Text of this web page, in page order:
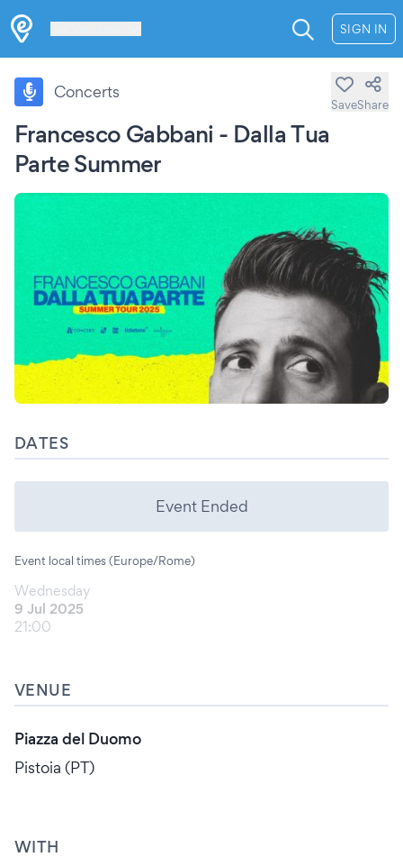
SIGN IN
Francesco Gabbani - Dalla Tua
Parte Summer
Concerts
SaveShare
DATES
Event Ended
Event local times (Europe/Rome)
Wednesday
9 Jul 2025
21:00
VENUE
Piazza del Duomo
Pistoia (PT)
WITH